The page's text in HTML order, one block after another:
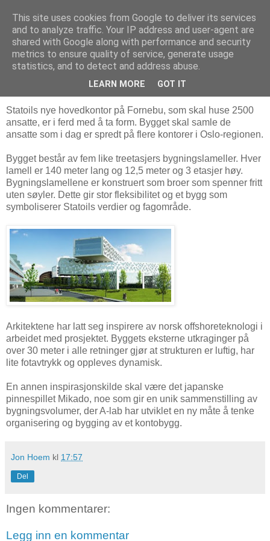
Arkitektur & Miljøteknologi
31 august 2011
Statoil-bygget på Fornebu
Statoils nye hovedkontor på Fornebu, som skal huse 2500
ansatte, er i ferd med å ta form. Bygget skal samle de
ansatte som i dag er spredt på flere kontorer i Oslo-regionen.
Bygget består av fem like treetasjers bygningslameller. Hver
lamell er 140 meter lang og 12,5 meter og 3 etasjer høy.
Bygningslamellene er konstruert som broer som spenner fritt
uten søyler. Dette gir stor fleksibilitet og et bygg som
symboliserer Statoils verdier og fagområde.
Arkitektene har latt seg inspirere av norsk offshoreteknologi i
arbeidet med prosjektet. Byggets eksterne utkraginger på
over 30 meter i alle retninger gjør at strukturen er luftig, har
lite fotavtrykk og oppleves dynamisk.
En annen inspirasjonskilde skal være det japanske
pinnespillet Mikado, noe som gir en unik sammenstilling av
bygningsvolumer, der A-lab har utviklet en ny måte å tenke
organisering og bygging av et kontobygg.
Jon Hoem kl 17:57
Del
Ingen kommentarer:
Legg inn en kommentar
This site uses cookies from Google to deliver its services
and to analyze traffic. Your IP address and user-agent are
shared with Google along with performance and security
metrics to ensure quality of service, generate usage
statistics, and to detect and address abuse.
LEARN MORE GOT IT